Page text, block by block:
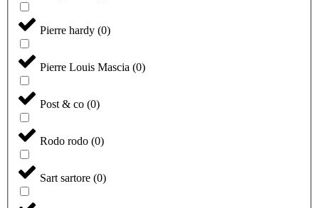
Pierre hardy (0)
Pierre Louis Mascia (0)
Post & co (0)
Rodo rodo (0)
Sart sartore (0)